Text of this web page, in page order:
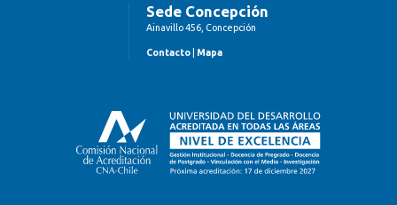
Sede Concepción
Ainavillo 456, Concepción
Contacto Mapa